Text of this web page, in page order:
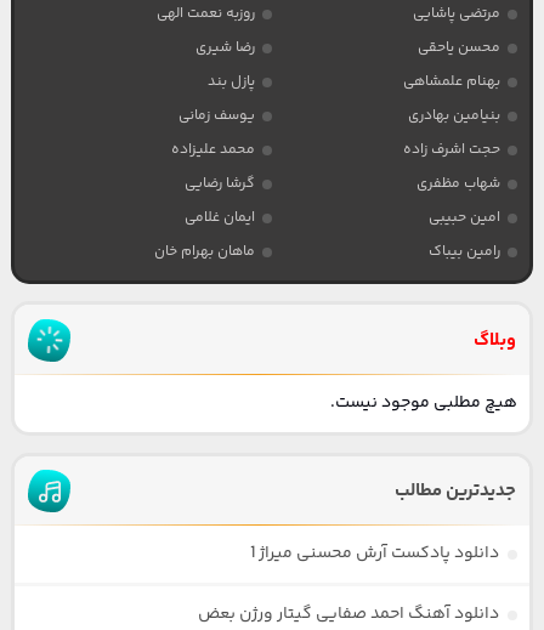
مرتضی پاشایی
روزبه نعمت الهی
محسن یاحقی
رضا شیری
بهنام علمشاهی
پازل بند
بنیامین بهادری
یوسف زمانی
حجت اشرف زاده
محمد علیزاده
شهاب مظفری
گرشا رضایی
امین حبیبی
ایمان غلامی
رامین بیباک
ماهان بهرام خان
وبلاگ
هیچ مطلبی موجود نیست.
جدیدترین مطالب
دانلود پادکست آرش محسنی میراژ 1
دانلود آهنگ احمد صفایی گیتار ورژن بعض